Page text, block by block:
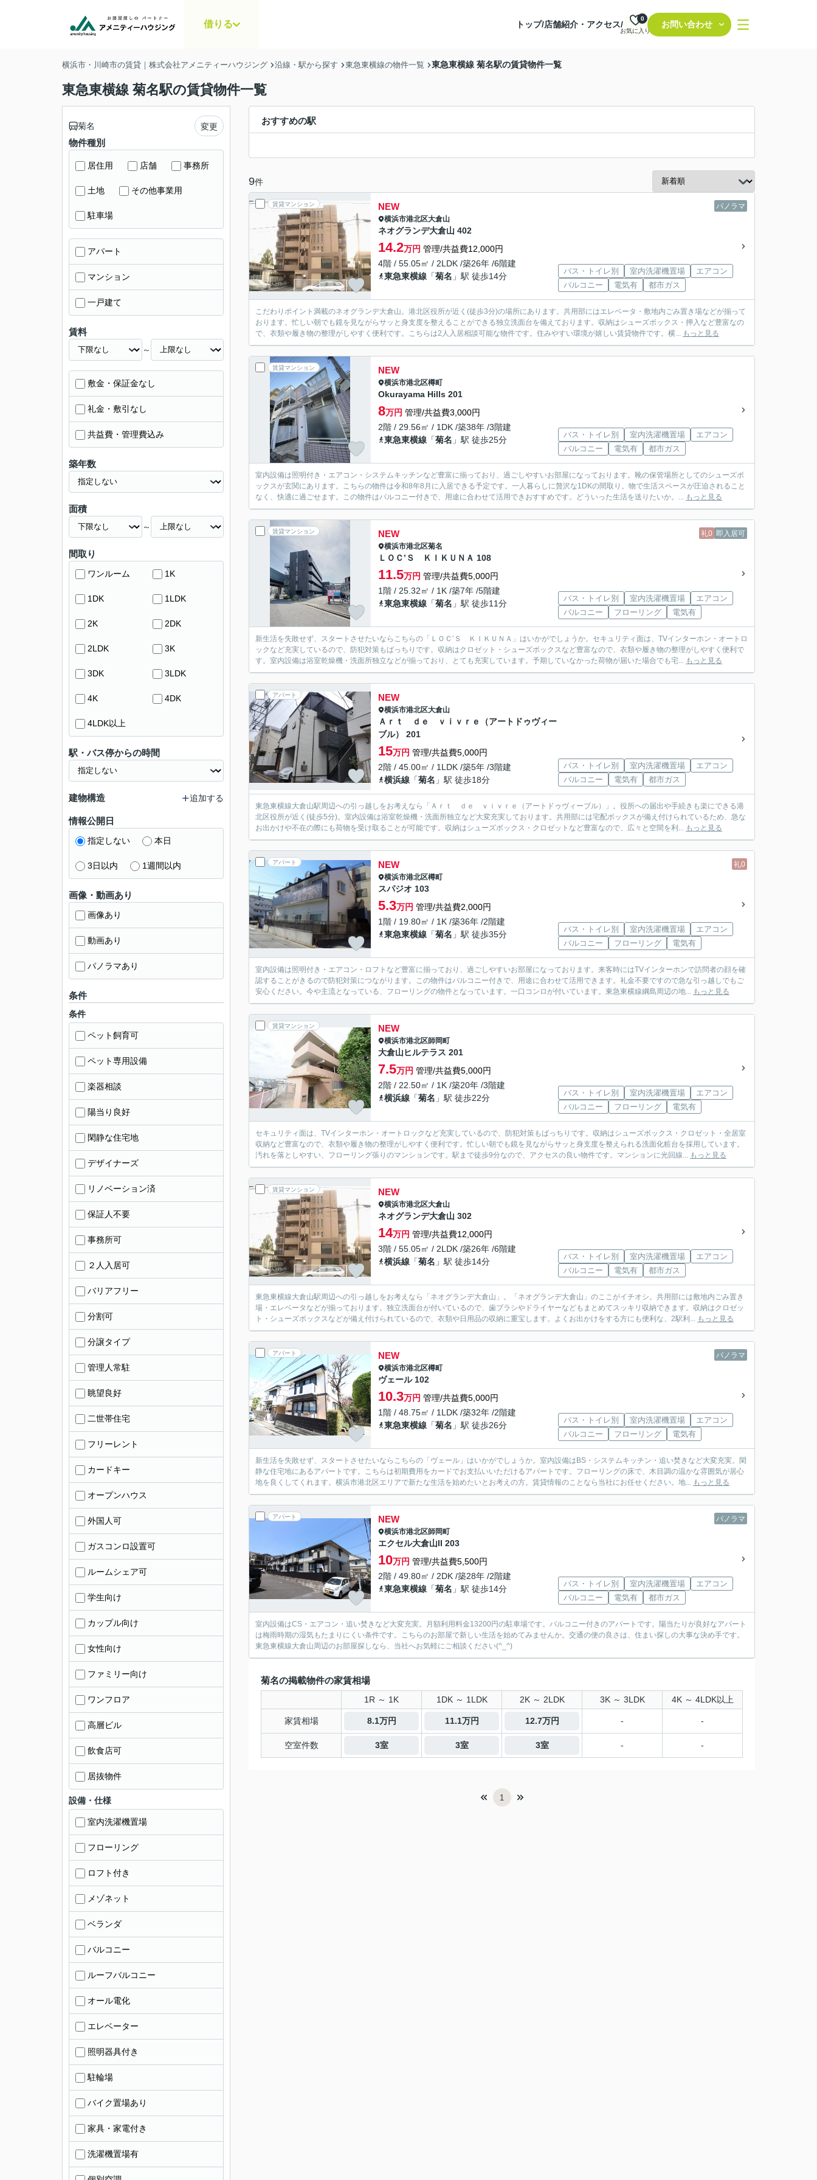
借りる トップ/店舗紹介・アクセス/
お気に入り
0
お問い合わせ
横浜市・川崎市の賃貸｜株式会社アメニティーハウジング 沿線・駅から探す 東急東横線の物件一覧 東急東横線 菊名駅の賃貸物件一覧
東急東横線 菊名駅の賃貸物件一覧
おすすめの駅
9件
賃貸マンション パノラマ
NEW
横浜市港北区大倉山
ネオグランデ大倉山 402
14.2万円 管理/共益費12,000円
4階 / 55.05㎡ / 2LDK /築26年 /6階建
東急東横線 「菊名 」駅 徒歩14分
バス・トイレ別 室内洗濯機置場
エアコン
バルコニー
電気有 都市ガス
こだわりポイント満載のネオグランデ大倉山。港北区役所が近く(徒歩3分)の場所にあります。共用部にはエレベータ・敷地内ごみ置き場などが揃って
おります。忙しい朝でも鏡を見ながらサッと身支度を整えることができる独立洗面台を備えております。収納はシューズボックス・押入など豊富なの
で、衣類や履き物の整理がしやすく便利です。こちらは2人入居相談可能な物件です。住みやすい環境が嬉しい賃貸物件です。横... もっと見る
賃貸マンション NEW
横浜市港北区樽町
Okurayama Hills 201
8万円 管理/共益費3,000円
2階 / 29.56㎡ / 1DK /築38年 /3階建
東急東横線 「菊名 」駅 徒歩25分
バス・トイレ別 室内洗濯機置場
エアコン
バルコニー
電気有 都市ガス
室内設備は照明付き・エアコン・システムキッチンなど豊富に揃っており、過ごしやすいお部屋になっております。靴の保管場所としてのシューズボ
ックスが玄関にあります。こちらの物件は令和8年8月に入居できる予定です。一人暮らしに贅沢な1DKの間取り。物で生活スペースが圧迫されること
なく、快適に過ごせます。この物件はバルコニー付きで、用途に合わせて活用できおすすめです。どういった生活を送りたいか。... もっと見る
賃貸マンション 礼0 即入居可
NEW
横浜市港北区菊名
ＬＯＣ’Ｓ ＫＩＫＵＮＡ 108
11.5万円 管理/共益費5,000円
1階 / 25.32㎡ / 1K /築7年 /5階建
東急東横線 「菊名 」駅 徒歩11分
バス・トイレ別 室内洗濯機置場
エアコン
バルコニー
フローリング 電気有
新生活を失敗せず、スタートさせたいならこちらの「ＬＯＣ’Ｓ ＫＩＫＵＮＡ」はいかがでしょうか。セキュリティ面は、TVインターホン・オートロ
ックなど充実しているので、防犯対策もばっちりです。収納はクロゼット・シューズボックスなど豊富なので、衣類や履き物の整理がしやすく便利で
す。室内設備は浴室乾燥機・洗面所独立などが揃っており、とても充実しています。予期していなかった荷物が届いた場合でも宅... もっと見る
アパート NEW
横浜市港北区大倉山
Ａｒｔ ｄｅ ｖｉｖｒｅ（アートドゥヴィー
ブル） 201
15万円 管理/共益費5,000円
2階 / 45.00㎡ / 1LDK /築5年 /3階建
横浜線 「菊名 」駅 徒歩18分
バス・トイレ別 室内洗濯機置場
エアコン
バルコニー
電気有 都市ガス
東急東横線大倉山駅周辺への引っ越しをお考えなら「Ａｒｔ ｄｅ ｖｉｖｒｅ（アートドゥヴィーブル）」。役所への届出や手続きも楽にできる港
北区役所が近く(徒歩5分)。室内設備は浴室乾燥機・洗面所独立など大変充実しております。共用部には宅配ボックスが備え付けられているため、急な
お出かけや不在の際にも荷物を受け取ることが可能です。収納はシューズボックス・クロゼットなど豊富なので、広々と空間を利... もっと見る
アパート 礼0
NEW
横浜市港北区樽町
スパジオ 103
5.3万円 管理/共益費2,000円
1階 / 19.80㎡ / 1K /築36年 /2階建
東急東横線 「菊名 」駅 徒歩35分
バス・トイレ別 室内洗濯機置場
エアコン
バルコニー
フローリング 電気有
室内設備は照明付き・エアコン・ロフトなど豊富に揃っており、過ごしやすいお部屋になっております。来客時にはTVインターホンで訪問者の顔を確
認することがきるので防犯対策につながります。この物件はバルコニー付きで、用途に合わせて活用できます。礼金不要ですので急な引っ越しでもご
安心ください。今や主流となっている、フローリングの物件となっています。一口コンロが付いています。東急東横線綱島周辺の地... もっと見る
賃貸マンション NEW
横浜市港北区師岡町
大倉山ヒルテラス 201
7.5万円 管理/共益費5,000円
2階 / 22.50㎡ / 1K /築20年 /3階建
横浜線 「菊名 」駅 徒歩22分
バス・トイレ別 室内洗濯機置場
エアコン
バルコニー
フローリング 電気有
セキュリティ面は、TVインターホン・オートロックなど充実しているので、防犯対策もばっちりです。収納はシューズボックス・クロゼット・全居室
収納など豊富なので、衣類や履き物の整理がしやすく便利です。忙しい朝でも鏡を見ながらサッと身支度を整えられる洗面化粧台を採用しています。
汚れを落としやすい、フローリング張りのマンションです。駅まで徒歩9分なので、アクセスの良い物件です。マンションに光回線... もっと見る
賃貸マンション NEW
横浜市港北区大倉山
ネオグランデ大倉山 302
14万円 管理/共益費12,000円
3階 / 55.05㎡ / 2LDK /築26年 /6階建
横浜線 「菊名 」駅 徒歩14分
バス・トイレ別 室内洗濯機置場
エアコン
バルコニー
電気有 都市ガス
東急東横線大倉山駅周辺への引っ越しをお考えなら「ネオグランデ大倉山」。「ネオグランデ大倉山」のここがイチオシ。共用部には敷地内ごみ置き
場・エレベータなどが揃っております。独立洗面台が付いているので、歯ブラシやドライヤーなどもまとめてスッキリ収納できます。収納はクロゼッ
ト・シューズボックスなどが備え付けられているので、衣類や日用品の収納に重宝します。よくお出かけをする方にも便利な、2駅利... もっと見る
アパート パノラマ
NEW
横浜市港北区樽町
ヴェール 102
10.3万円 管理/共益費5,000円
1階 / 48.75㎡ / 1LDK /築32年 /2階建
東急東横線 「菊名 」駅 徒歩26分
バス・トイレ別 室内洗濯機置場
エアコン
バルコニー
フローリング 電気有
新生活を失敗せず、スタートさせたいならこちらの「ヴェール」はいかがでしょうか。室内設備はBS・システムキッチン・追い焚きなど大変充実。閑
静な住宅地にあるアパートです。こちらは初期費用をカードでお支払いいただけるアパートです。フローリングの床で、木目調の温かな雰囲気が居心
地を良くしてくれます。横浜市港北区エリアで新たな生活を始めたいとお考えの方。賃貸情報のことなら当社にお任せください。地... もっと見る
アパート パノラマ
NEW
横浜市港北区師岡町
エクセル大倉山II 203
10万円 管理/共益費5,500円
2階 / 49.80㎡ / 2DK /築28年 /2階建
東急東横線 「菊名 」駅 徒歩14分
バス・トイレ別 室内洗濯機置場
エアコン
バルコニー
電気有 都市ガス
室内設備はCS・エアコン・追い焚きなど大変充実。月額利用料金13200円の駐車場です。バルコニー付きのアパートです。陽当たりが良好なアパート
は梅雨時期の湿気もたまりにくい条件です。こちらのお部屋で新しい生活を始めてみませんか。交通の便の良さは、住まい探しの大事な決め手です。
東急東横線大倉山周辺のお部屋探しなら、当社へお気軽にご相談ください(^_^)
菊名の掲載物件の家賃相場
1R ～ 1K 1DK ～ 1LDK 2K ～ 2LDK 3K ～ 3LDK 4K ～ 4LDK以上
家賃相場 8.1万円 11.1万円 12.7万円 - -
空室件数 3室 3室 3室 - -
1
菊名 変更
物件種別
居住用 店舗 事務所
土地 その他事業用
駐車場
アパート
マンション
一戸建て
賃料
～
敷金・保証金なし
礼金・敷引なし
共益費・管理費込み
築年数
面積
～
間取り
ワンルーム 1K
1DK 1LDK
2K 2DK
2LDK 3K
3DK 3LDK
4K 4DK
4LDK以上
駅・バス停からの時間
建物構造 追加する
情報公開日
指定しない 本日
3日以内 1週間以内
画像・動画あり
画像あり
動画あり
パノラマあり
条件
条件
ペット飼育可
ペット専用設備
楽器相談
陽当り良好
閑静な住宅地
デザイナーズ
リノベーション済
保証人不要
事務所可
２人入居可
バリアフリー
分割可
分譲タイプ
管理人常駐
眺望良好
二世帯住宅
フリーレント
カードキー
オープンハウス
外国人可
ガスコンロ設置可
ルームシェア可
学生向け
カップル向け
女性向け
ファミリー向け
ワンフロア
高層ビル
飲食店可
居抜物件
設備・仕様
室内洗濯機置場
フローリング
ロフト付き
メゾネット
ベランダ
バルコニー
ルーフバルコニー
オール電化
エレベーター
照明器具付き
駐輪場
バイク置場あり
家具・家電付き
洗濯機置場有